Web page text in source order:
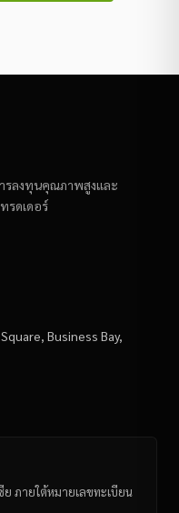
ารลงทุนคุณภาพสูงและ
รดเดอร์
Business Bay,
ย ภายใต้หมายเลขทะเบียน